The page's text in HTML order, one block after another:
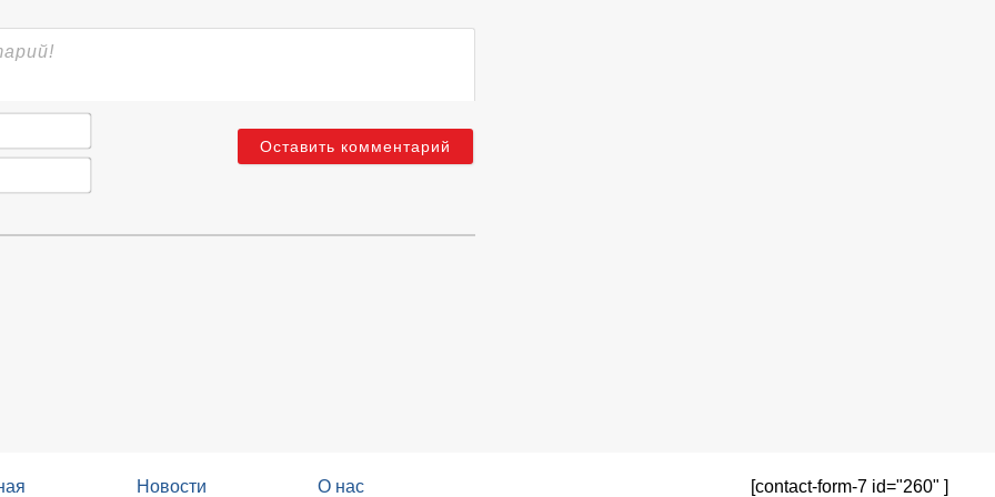
Имя*
Email*
Новости О нас [contact-form-7 id="260" ]